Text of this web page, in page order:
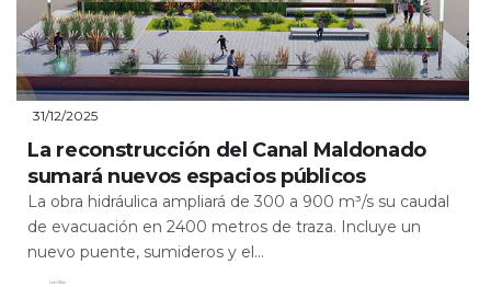
31/12/2025
La reconstrucción del Canal Maldonado
sumará nuevos espacios públicos
La obra hidráulica ampliará de 300 a 900 m³/s su caudal
de evacuación en 2400 metros de traza. Incluye un
nuevo puente, sumideros y el...
Leer Más